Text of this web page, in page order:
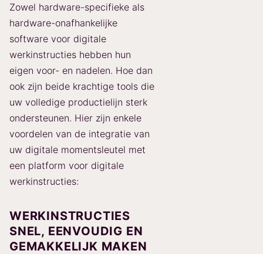
Zowel hardware-specifieke als
hardware-onafhankelijke
software voor digitale
werkinstructies hebben hun
eigen voor- en nadelen. Hoe dan
ook zijn beide krachtige tools die
uw volledige productielijn sterk
ondersteunen. Hier zijn enkele
voordelen van de integratie van
uw digitale momentsleutel met
een platform voor digitale
werkinstructies:
WERKINSTRUCTIES
SNEL, EENVOUDIG EN
GEMAKKELIJK MAKEN